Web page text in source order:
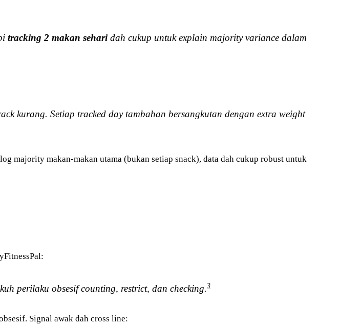
tracking 2 makan seharidah cukup untuk explain majority variance dalam
kurang. Setiap tracked day tambahan bersangkutan dengan extra weight
majority makan-makan utama (bukan setiap snack), data dah cukup robust untuk
perilaku obsesif counting, restrict, dan checking.3
Signal awak dah cross line: